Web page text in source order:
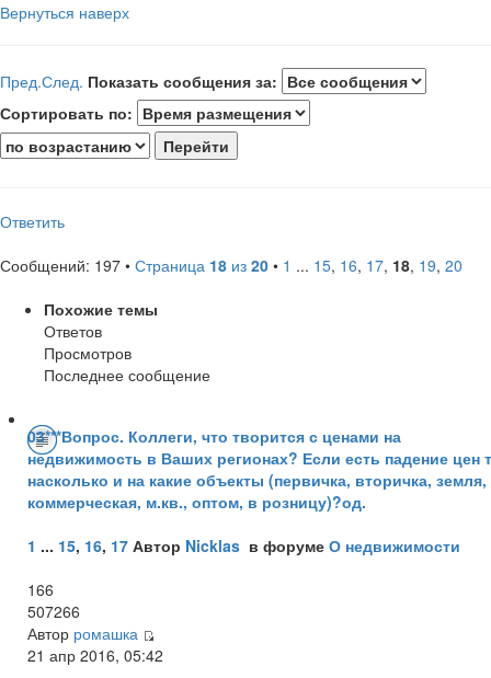
Вернуться наверх
Пред.След. Показать сообщения за:
Сортировать по:
Ответить
Сообщений: 197 • Страница 18 из 20 • 1 ... 15, 16, 17, 18, 19, 20
Похожие темы
Ответов
Просмотров
Последнее сообщение
03***Вопрос. Коллеги, что творится с ценами на
недвижимость в Ваших регионах? Если есть падение цен
насколько и на какие объекты (первичка, вторичка, земля,
коммерческая, м.кв., оптом, в розницу)?од.
1 ... 15, 16, 17 Автор Nicklas в форуме О недвижимости
166
507266
Автор ромашка
21 апр 2016, 05:42